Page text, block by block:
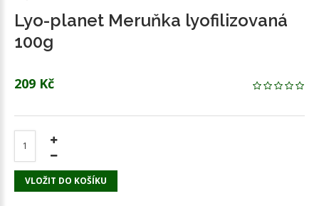
Lyo-planet Meruňka lyofilizovaná
100g
209 Kč
VLOŽIT DO KOŠÍKU